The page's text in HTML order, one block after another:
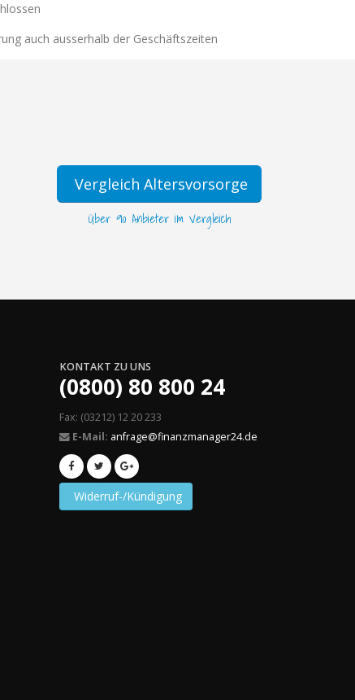
auch ausserhalb der Geschäftszeiten
Vergleich Altersvorsorge
Über 90 Anbieter im Vergleich
KONTAKT ZU UNS
(0800) 80 800 24
Fax: (03212) 12 20 233
E-Mail: anfrage@finanzmanager24.de
Widerruf-/Kündigung